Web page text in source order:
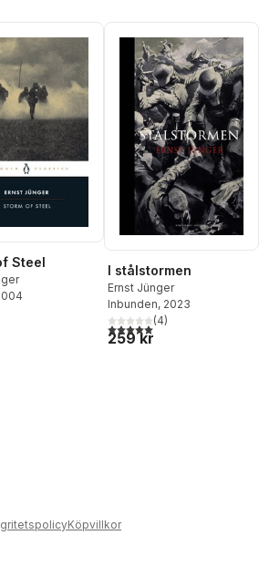
Steel I stålstormen
Ernst Jünger
Inbunden, 2023
5,0utav 5 stjärnor. Totalt
(4)
259 kr
Köpvillkor